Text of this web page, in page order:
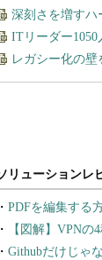
深刻さを増すハ
ITリーダー
レガシー化の
PDFを編集する
【図解】VPN
Githubだけじゃ